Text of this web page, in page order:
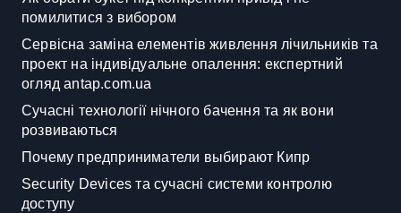
помилитися з вибором
Сервісна заміна елементів живлення лічильників та
проект на індивідуальне опалення: експертний
огляд antap.com.ua
Сучасні технології нічного бачення та як вони
розвиваються
Почему предприниматели выбирают Кипр
Security Devices та сучасні системи контролю
доступу